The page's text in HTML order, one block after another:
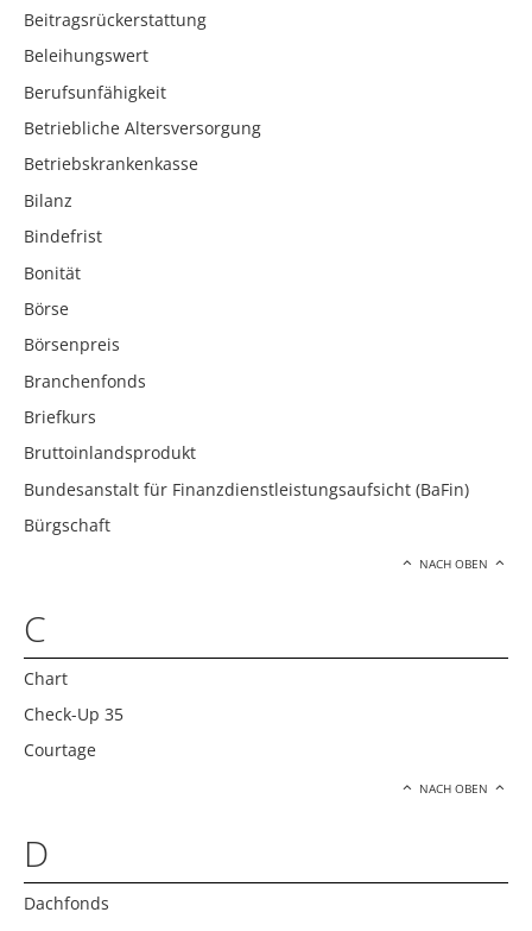
Beitragsrückerstattung
Beleihungswert
Berufsunfähigkeit
Betriebliche Altersversorgung
Betriebskrankenkasse
Bilanz
Bindefrist
Bonität
Börse
Börsenpreis
Branchenfonds
Briefkurs
Bruttoinlandsprodukt
Bundesanstalt für Finanzdienstleistungsaufsicht (BaFin)
Bürgschaft
NACH OBEN
C
Chart
Check-Up 35
Courtage
NACH OBEN
D
Dachfonds